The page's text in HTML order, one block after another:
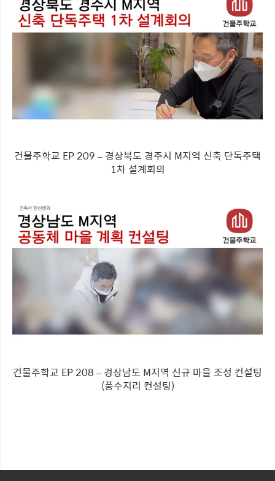
건물주학교 EP 209 – 경상북도 경주시 M지역 신축 단독주택
1차 설계회의
건물주학교 EP 208 – 경상남도 M지역 신규 마을 조성 컨설팅
(풍수지리 컨설팅)